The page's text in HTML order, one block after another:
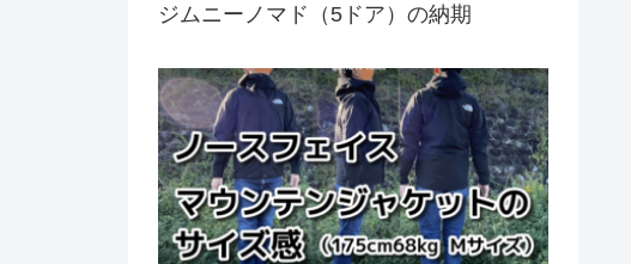
ジムニーノマド（5ドア）の納期